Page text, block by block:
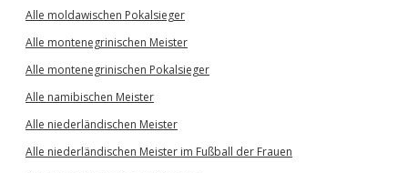
Alle moldawischen Pokalsieger
Alle montenegrinischen Meister
Alle montenegrinischen Pokalsieger
Alle namibischen Meister
Alle niederländischen Meister
Alle niederländischen Meister im Fußball der Frauen